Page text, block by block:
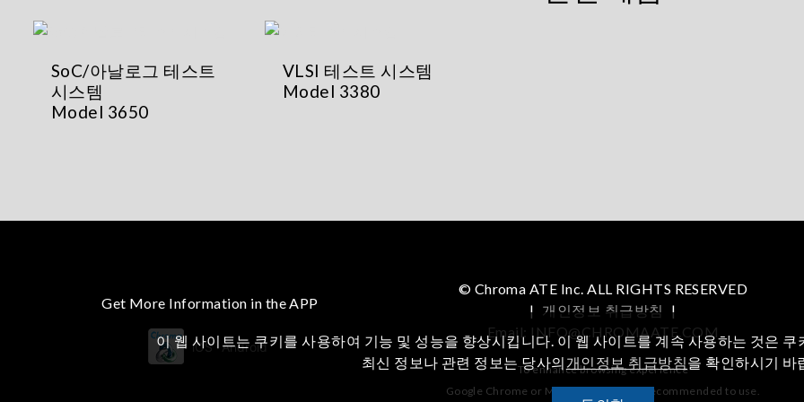
SoC/아날로그 테스트
시스템
Model 3650
VLSI 테스트 시스템
Model 3380
Get More Information in the APP
iOS Android
© Chroma ATE Inc. ALL RIGHTS RESERVED
| 개인정보 취급방침
|
Email: INFO@CHROMAATE.COM
To enhance browsing experience
Google Chrome or Mozilla Firefox are recommended to use.
이 웹 사이트는 쿠키를 사용하여 기능 및 성능을 향상시킵니다. 이 웹 사이트를 계속 사용하는 것은
최신 정보나 관련 정보는 당사의 개인정보 취급방침을 확인하시기 바